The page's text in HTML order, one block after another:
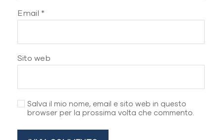
Email *
Sito web
Salva il mio nome, email e sito web in questo
browser per la prossima volta che commento.